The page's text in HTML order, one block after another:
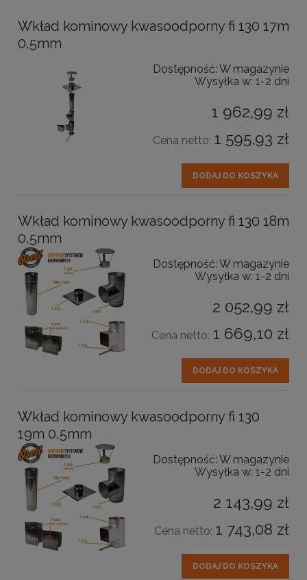
Wkład kominowy kwasoodporny fi 130 17m
0,5mm
Dostępność: W magazynie
Wysyłka w: 1-2 dni
1 962,99 zł
Cena netto: 1 595,93 zł
DODAJ DO KOSZYKA
Wkład kominowy kwasoodporny fi 130 18m
0,5mm
Dostępność: W magazynie
Wysyłka w: 1-2 dni
2 052,99 zł
Cena netto: 1 669,10 zł
DODAJ DO KOSZYKA
Wkład kominowy kwasoodporny fi 130
19m 0,5mm
Dostępność: W magazynie
Wysyłka w: 1-2 dni
2 143,99 zł
Cena netto: 1 743,08 zł
DODAJ DO KOSZYKA